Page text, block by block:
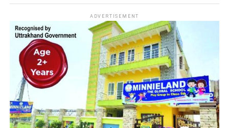
सकता है।
नारी निकेतन में अब जेल जैसा माहौल नहीं,
मिलेगा परिवार जैसा घर!
महिला सशक्तिकरण एवं बाल विकास विभाग की ओर से इसके लिए ‘आलंबन
गांव’ विकसित करने की योजना तैयार की जा रही है। इस योजना का उद्देश्य
नारी निकेतन में रहने वाली महिलाओं और बच्चों को सुरक्षित माहौल के साथ-
साथ घर जैसा अपनापन और स्वतंत्रता देना है।
उत्तराखंड में बन रहा ‘आलंबन गांव’
ADVERTISEMENT